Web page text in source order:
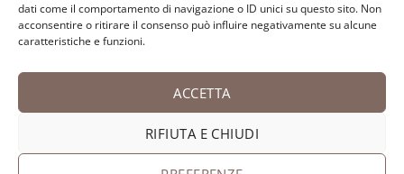
dati come il comportamento di navigazione o ID unici su questo sito. Non
acconsentire o ritirare il consenso può influire negativamente su alcune
caratteristiche e funzioni.
ACCETTA
RIFIUTA E CHIUDIExpress
Antica Farmacia-Erboristeria Sant'Anna